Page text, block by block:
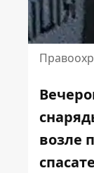
возле